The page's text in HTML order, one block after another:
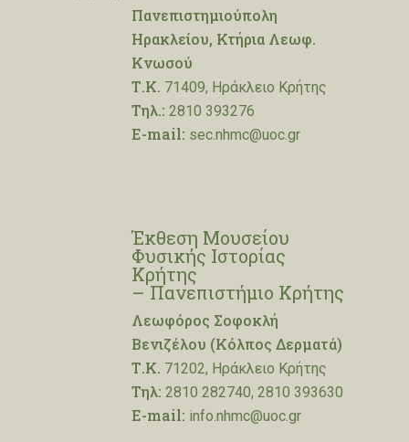
Πανεπιστημιούπολη
Ηρακλείου, Κτήρια Λεωφ.
Κνωσού
Τ.Κ. 71409, Ηράκλειο Κρήτης
Τηλ.: 2810 393276
E-mail: sec.nhmc@uoc.gr
Έκθεση Μουσείου
Φυσικής Ιστορίας
Κρήτης
– Πανεπιστήμιο Κρήτης
Λεωφόρος Σοφοκλή
Βενιζέλου (Κόλπος Δερματά)
Τ.Κ. 71202, Ηράκλειο Κρήτης
Τηλ: 2810 282740, 2810 393630
E-mail: info.nhmc@uoc.gr